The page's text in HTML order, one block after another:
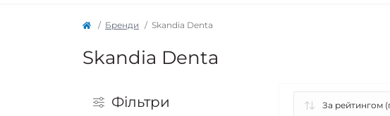
Бренди Skandia Denta
Skandia Denta
Фільтри